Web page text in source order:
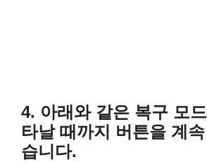
4. 아래와 같은 복구 모
타날 때까지 버튼을 계
습니다.